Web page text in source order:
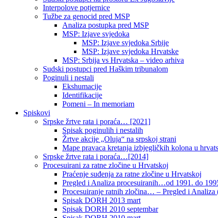
Interpolove potjernice
Tužbe za genocid pred MSP
Analiza postupka pred MSP
MSP: Izjave svjedoka
MSP: Izjave svjedoka Srbije
MSP: Izjave svjedoka Hrvatske
MSP: Srbija vs Hrvatska – video arhiva
Sudski postupci pred Haškim tribunalom
Poginuli i nestali
Ekshumacije
Identifikacije
Pomeni – In memoriam
Spiskovi
Srpske žrtve rata i poraća… [2021]
Spisak poginulih i nestalih
Žrtve akcije „Oluja“ na srpskoj strani
Mape pravaca kretanja izbjegličkih kolona u
Srpske žrtve rata i poraća…[2014]
Procesuirani za ratne zločine u Hrvatskoj
Praćenje suđenja za ratne zločine u Hrvatskoj
Pregled i Analiza procesuiranih…od 1991. do
Procesuiranje ratnih zločina… – Pregled i Analiza
Spisak DORH 2013 mart
Spisak DORH 2010 septembar